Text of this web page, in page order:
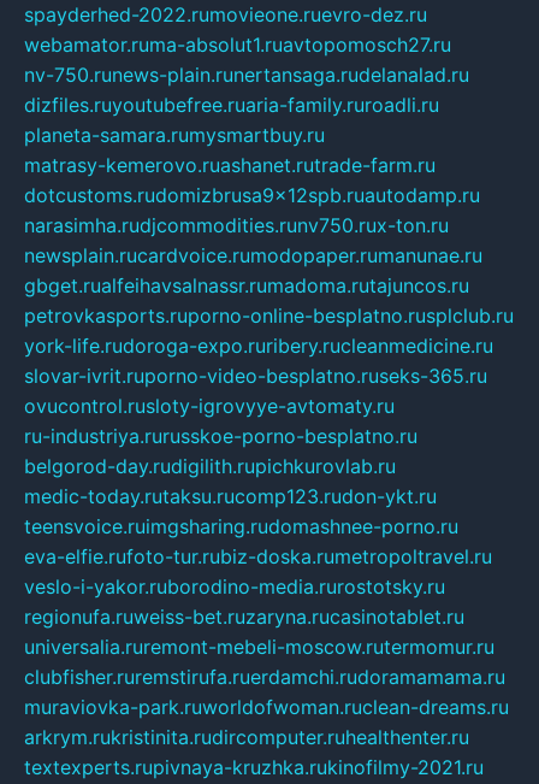
spayderhed-2022.rumovieone.ruevro-dez.ru
webamator.ruma-absolut1.ruavtopomosch27.ru
nv-750.runews-plain.runertansaga.rudelanalad.ru
dizfiles.ruyoutubefree.ruaria-family.ruroadli.ru
planeta-samara.rumysmartbuy.ru
matrasy-kemerovo.ruashanet.rutrade-farm.ru
dotcustoms.rudomizbrusa9x12spb.ruautodamp.ru
narasimha.rudjcommodities.runv750.rux-ton.ru
newsplain.rucardvoice.rumodopaper.rumanunae.ru
gbget.rualfeihavsalnassr.rumadoma.rutajuncos.ru
petrovkasports.ruporno-online-besplatno.rusplclub.ru
york-life.rudoroga-expo.ruribery.rucleanmedicine.ru
slovar-ivrit.ruporno-video-besplatno.ruseks-365.ru
ovucontrol.rusloty-igrovyye-avtomaty.ru
ru-industriya.rurusskoe-porno-besplatno.ru
belgorod-day.rudigilith.rupichkurovlab.ru
medic-today.rutaksu.rucomp123.rudon-ykt.ru
teensvoice.ruimgsharing.rudomashnee-porno.ru
eva-elfie.rufoto-tur.rubiz-doska.rumetropoltravel.ru
veslo-i-yakor.ruborodino-media.rurostotsky.ru
regionufa.ruweiss-bet.ruzaryna.rucasinotablet.ru
universalia.ruremont-mebeli-moscow.rutermomur.ru
clubfisher.ruremstirufa.ruerdamchi.rudoramamama.ru
muraviovka-park.ruworldofwoman.ruclean-dreams.ru
arkrym.rukristinita.rudircomputer.ruhealthenter.ru
textexperts.rupivnaya-kruzhka.rukinofilmy-2021.ru